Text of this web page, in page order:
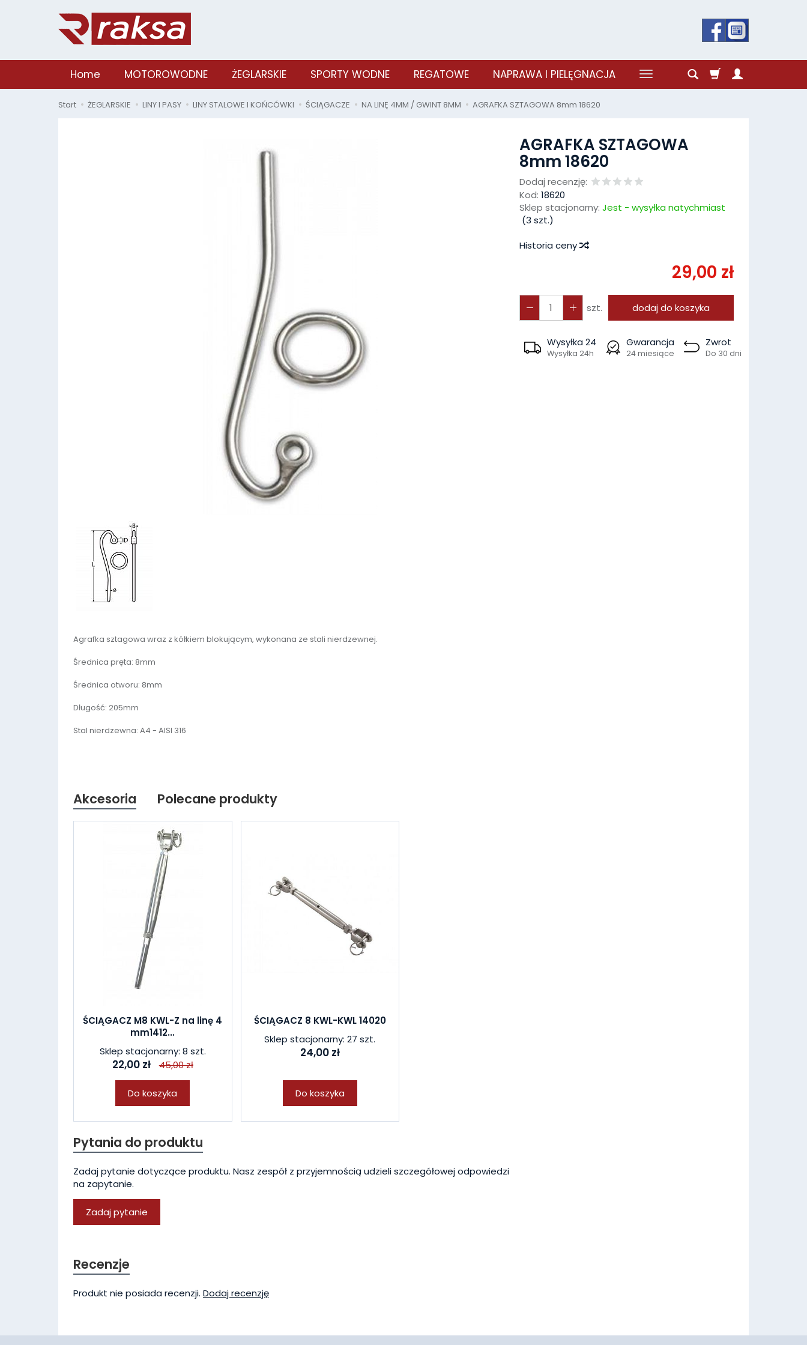
Home MOTOROWODNE ŻEGLARSKIE SPORTY WODNE REGATOWE NAPRAWA I PIELĘGNACJA
Start ŻEGLARSKIE LINY I PASY LINY STALOWE I KOŃCÓWKI ŚCIĄGACZE NA LINĘ 4MM / GWINT 8MM AGRAFKA SZTAGOWA 8mm 18620
AGRAFKA SZTAGOWA
8mm 18620
Dodaj recenzję:
Kod: 18620
Sklep stacjonarny: Jest - wysyłka natychmiast
(3 szt.)
Historia ceny
29,00 zł
szt. dodaj do koszyka
Wysyłka 24
Wysyłka 24h
Gwarancja
24 miesiące
Zwrot
Do 30 dni
Agrafka sztagowa wraz z kółkiem blokującym, wykonana ze stali nierdzewnej.
Średnica pręta: 8mm
Średnica otworu: 8mm
Długość: 205mm
Stal nierdzewna: A4 - AISI 316
Akcesoria Polecane produkty
ŚCIĄGACZ M8 KWL-Z na linę 4
mm1412...
Sklep stacjonarny: 8 szt.
22,00 zł 45,00 zł
Do koszyka
ŚCIĄGACZ 8 KWL-KWL 14020
Sklep stacjonarny: 27 szt.
24,00 zł
Do koszyka
Pytania do produktu
Zadaj pytanie dotyczące produktu. Nasz zespół z przyjemnością udzieli szczegółowej odpowiedzi
na zapytanie.
Zadaj pytanie
Recenzje
Produkt nie posiada recenzji. Dodaj recenzję